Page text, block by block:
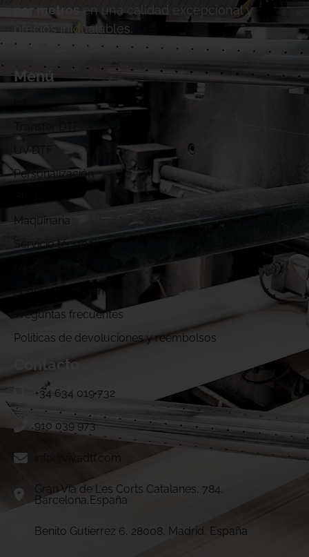
por metros
en una calidad excepcional y
precios inigualables.
Menú
UV DTF
Personalización
Maquinaria
Servicio técnico
¿Cómo funcionamos?
Preguntas frecuentes
Politicas de devoluciones y reembolsos
Contacto
+34 634 019 732
910 039 973
info@vivadtf.com
Gran Vía de Les Corts Catalanes, 784.
Barcelona,España
Benito Gutierrez 6, 28008, Madrid, España